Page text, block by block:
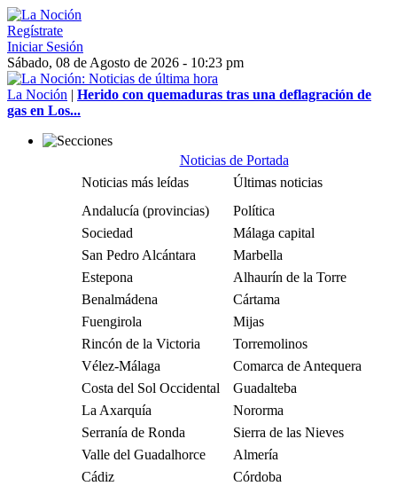
Regístrate
Iniciar Sesión
Sábado, 08 de Agosto de 2026 - 10:23 pm
La Noción | Herido con quemaduras tras una deflagración de
gas en Los...
Noticias de Portada
Noticias más leídas
Últimas noticias
Andalucía (provincias)
Política
Sociedad
Málaga capital
San Pedro Alcántara
Marbella
Estepona
Alhaurín de la Torre
Benalmádena
Cártama
Fuengirola
Mijas
Rincón de la Victoria
Torremolinos
Vélez-Málaga
Comarca de Antequera
Costa del Sol Occidental
Guadalteba
La Axarquía
Nororma
Serranía de Ronda
Sierra de las Nieves
Valle del Guadalhorce
Almería
Cádiz
Córdoba